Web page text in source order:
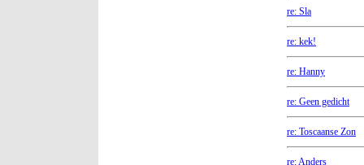
re: Sla
re: kek!
re: Hanny
re: Geen gedicht
re: Toscaanse Zon
re: Anders